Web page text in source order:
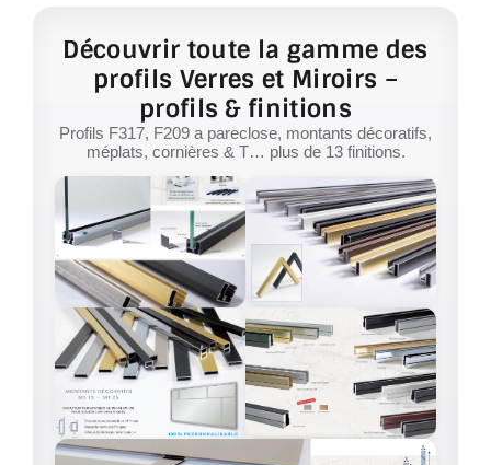
Découvrir toute la gamme des
profils Verres et Miroirs –
profils & finitions
Profils F317, F209 a pareclose, montants décoratifs,
méplats, cornières & T… plus de 13 finitions.